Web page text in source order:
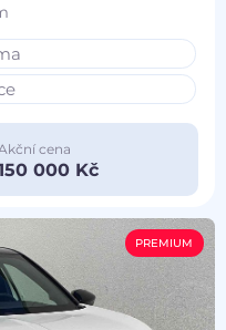
cena
000 Kč
PREMIUM